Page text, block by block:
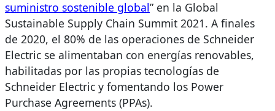
suministro sostenible global” en la Global
Sustainable Supply Chain Summit 2021. A finales
de 2020, el 80% de las operaciones de Schneider
Electric se alimentaban con energías renovables,
habilitadas por las propias tecnologías de
Schneider Electric y fomentando los Power
Purchase Agreements (PPAs).